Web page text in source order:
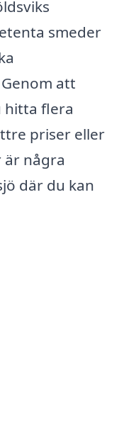
smeder
att
hitta flera
priser eller
är några
där du kan